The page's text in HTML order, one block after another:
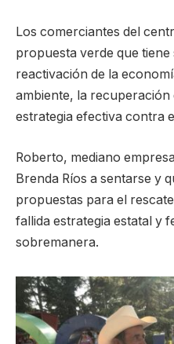
Los comerciantes del
propuesta verde que
reactivación de la
ambiente, la recuperación
estrategia efectiva contra
Roberto, mediano
Brenda Ríos a sentarse y
propuestas para el
fallida estrategia estatal y
sobremanera.